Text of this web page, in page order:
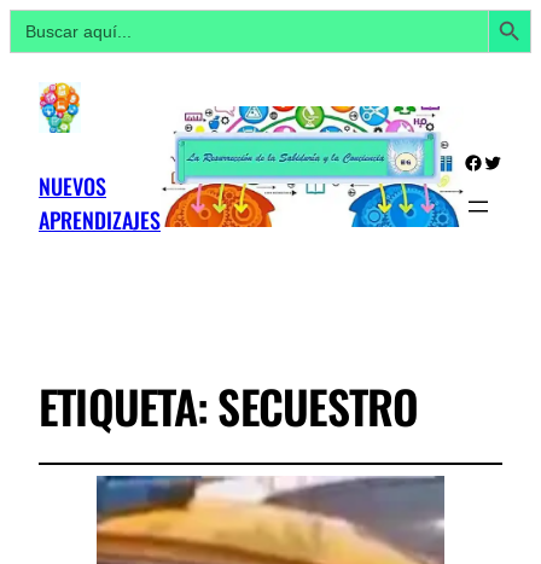
Buscar: Botón de
NUEVOS
APRENDIZAJES
Twitter
ETIQUETA:SECUESTRO